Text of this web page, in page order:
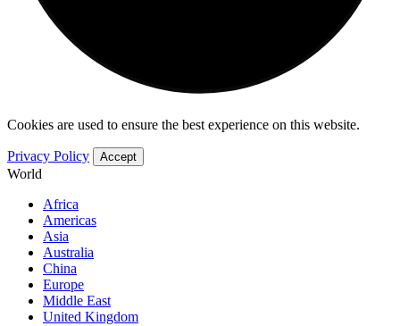
Cookies are used to ensure the best experience on this website.
Privacy Policy Accept
World
Africa
Americas
Asia
Australia
China
Europe
Middle East
United Kingdom